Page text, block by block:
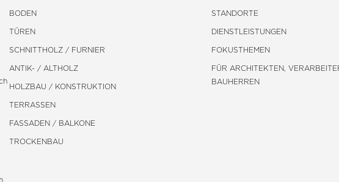
BODEN
TÜREN
SCHNITTHOLZ / FURNIER
ANTIK- / ALTHOLZ
HOLZBAU / KONSTRUKTION
TERRASSEN
FASSADEN / BALKONE
TROCKENBAU
STANDORTE
DIENSTLEISTUNGEN
FOKUSTHEMEN
FÜR ARCHITEKTEN,
BAUHERREN